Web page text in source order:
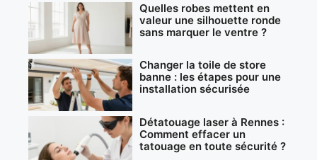
Quelles robes mettent en
valeur une silhouette ronde
sans marquer le ventre ?
Changer la toile de store
banne : les étapes pour une
installation sécurisée
Détatouage laser à Rennes :
Comment effacer un
tatouage en toute sécurité ?